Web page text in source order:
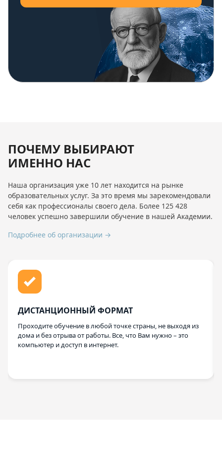
ПОЧЕМУ ВЫБИРАЮТ
ИМЕННО НАС
Наша организация уже 10 лет находится на рынке
образовательных услуг. За это время мы зарекомендовали
себя как профессионалы своего дела. Более 125 428
человек успешно завершили обучение в нашей Академии.
Подробнее об организации →
ДИСТАНЦИОННЫЙ ФОРМАТ
Проходите обучение в любой точке страны, не выходя из
дома и без отрыва от работы. Все, что Вам нужно – это
компьютер и доступ в интернет.